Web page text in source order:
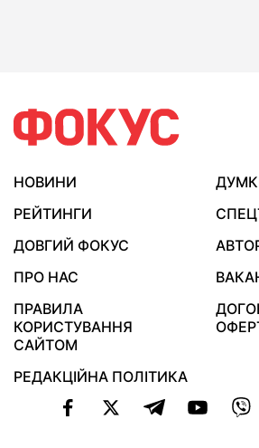
НОВИНИ
РЕЙТИНГИ
ДОВГИЙ ФОКУС
ПРО НАС
ПРАВИЛА
КОРИСТУВАННЯ
САЙТОМ
РЕДАКЦІЙНА ПОЛІТИКА